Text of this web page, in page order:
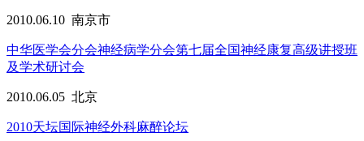
2010.06.10 南京市
中华医学会分会神经病学分会第七届全国神经康复高级讲授班
及学术研讨会
2010.06.05 北京
2010天坛国际神经外科麻醉论坛